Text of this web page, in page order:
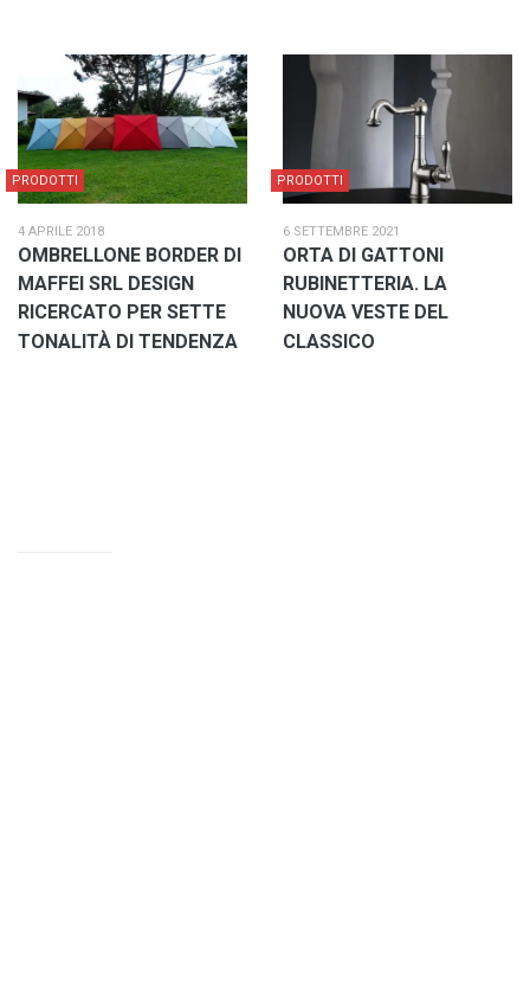
PRODOTTI
4 APRILE 2018
OMBRELLONE BORDER DI
MAFFEI SRL DESIGN
RICERCATO PER SETTE
TONALITÀ DI TENDENZA
PRODOTTI
6 SETTEMBRE 2021
ORTA DI GATTONI
RUBINETTERIA. LA
NUOVA VESTE DEL
CLASSICO